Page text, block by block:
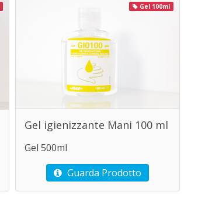
Gel 100ml
Gel igienizzante Mani 100 ml
Gel 500ml
Guarda Prodotto